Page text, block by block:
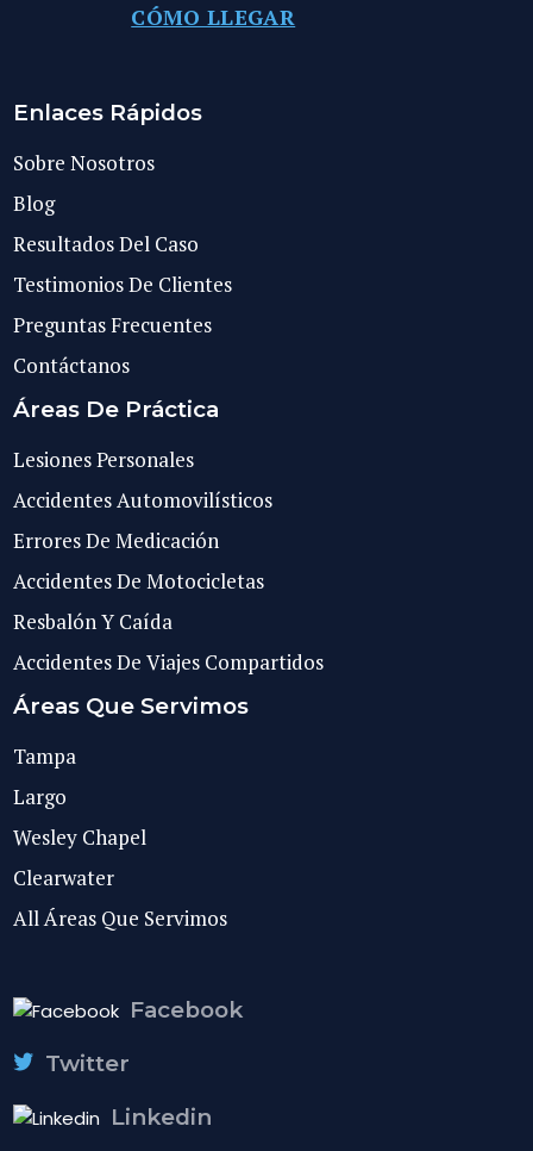
CÓMO LLEGAR
Enlaces Rápidos
Sobre Nosotros
Blog
Resultados Del Caso
Testimonios De Clientes
Preguntas Frecuentes
Contáctanos
Áreas De Práctica
Lesiones Personales
Accidentes Automovilísticos
Errores De Medicación
Accidentes De Motocicletas
Resbalón Y Caída
Accidentes De Viajes Compartidos
Áreas Que Servimos
Tampa
Largo
Wesley Chapel
Clearwater
All Áreas Que Servimos
Facebook
Twitter
Linkedin